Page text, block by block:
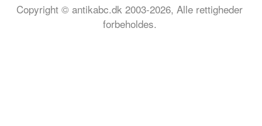
Copyright © antikabc.dk 2003-2026, Alle rettigheder
forbeholdes.